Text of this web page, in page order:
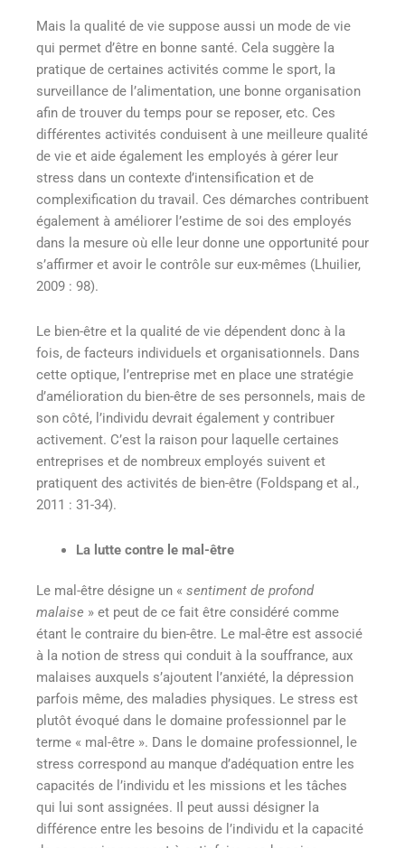
Mais la qualité de vie suppose aussi un mode de vie
qui permet d’être en bonne santé. Cela suggère la
pratique de certaines activités comme le sport, la
surveillance de l’alimentation, une bonne organisation
afin de trouver du temps pour se reposer, etc. Ces
différentes activités conduisent à une meilleure qualité
de vie et aide également les employés à gérer leur
stress dans un contexte d’intensification et de
complexification du travail. Ces démarches contribuent
également à améliorer l’estime de soi des employés
dans la mesure où elle leur donne une opportunité pour
s’affirmer et avoir le contrôle sur eux-mêmes (Lhuilier,
2009 : 98).
Le bien-être et la qualité de vie dépendent donc à la
fois, de facteurs individuels et organisationnels. Dans
cette optique, l’entreprise met en place une stratégie
d’amélioration du bien-être de ses personnels, mais de
son côté, l’individu devrait également y contribuer
activement. C’est la raison pour laquelle certaines
entreprises et de nombreux employés suivent et
pratiquent des activités de bien-être (Foldspang et al.,
2011 : 31-34).
La lutte contre le mal-être
Le mal-être désigne un « sentiment de profond
malaise » et peut de ce fait être considéré comme
étant le contraire du bien-être. Le mal-être est associé
à la notion de stress qui conduit à la souffrance, aux
malaises auxquels s’ajoutent l’anxiété, la dépression
parfois même, des maladies physiques. Le stress est
plutôt évoqué dans le domaine professionnel par le
terme « mal-être ». Dans le domaine professionnel, le
stress correspond au manque d’adéquation entre les
capacités de l’individu et les missions et les tâches
qui lui sont assignées. Il peut aussi désigner la
différence entre les besoins de l’individu et la capacité